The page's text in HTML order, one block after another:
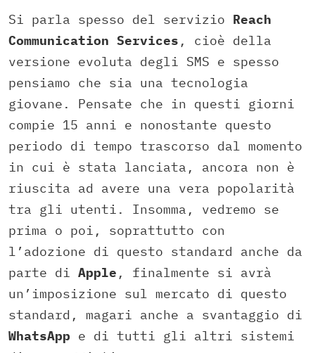
Si parla spesso del servizio Reach
Communication Services , cioè della
versione evoluta degli SMS e spesso
pensiamo che sia una tecnologia
giovane. Pensate che in questi giorni
compie 15 anni e nonostante questo
periodo di tempo trascorso dal momento
in cui è stata lanciata, ancora non è
riuscita ad avere una vera popolarità
tra gli utenti. Insomma, vedremo se
prima o poi, soprattutto con
l’adozione di questo standard anche da
parte di Apple , finalmente si avrà
un’imposizione sul mercato di questo
standard, magari anche a svantaggio di
WhatsApp e di tutti gli altri sistemi